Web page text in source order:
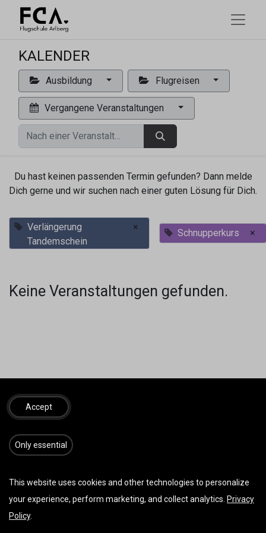
KALENDER
Ausbildung Flugreisen
Vergangene Veranstaltungen
Du hast keinen passenden Termin gefunden? Dann melde
Dich gerne und wir suchen nach einer guten Lösung für Dich.
Verlängerung
Tandemschein
×
Schnupperkurs ×
Keine Veranstaltungen gefunden.
SINNVOLLES
Accept
​​​Only essential
This website uses cookies and other technologies to personalize
your experience, perform marketing, and collect analytics. Privacy
Policy.